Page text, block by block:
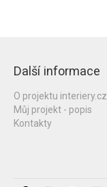
Další informace
O projektu interiery.cz
Můj projekt - popis
Kontakty